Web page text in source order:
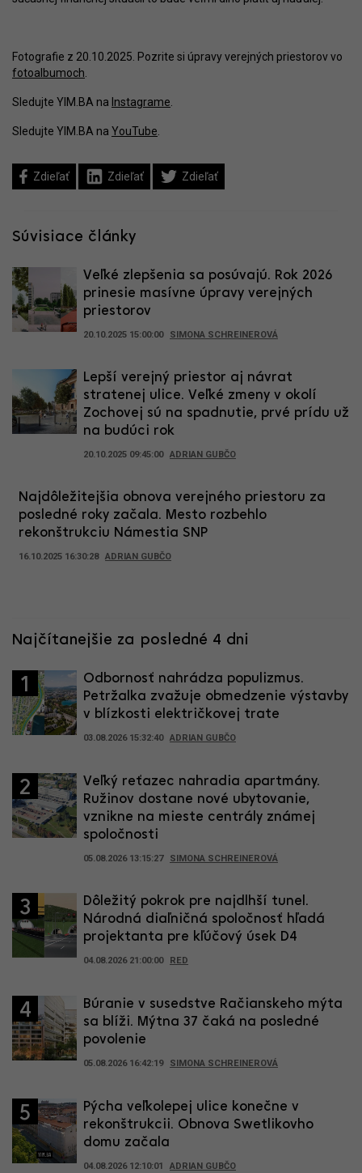
Fotografie z 20.10.2025. Pozrite si úpravy verejných priestorov vo
fotoalbumoch.
Sledujte YIM.BA na Instagrame.
Sledujte YIM.BA na YouTube.
Zdieľať Zdieľať Zdieľať
Súvisiace články
Veľké zlepšenia sa posúvajú. Rok 2026
prinesie masívne úpravy verejných
priestorov
20.10.2025 15:00:00 SIMONA SCHREINEROVÁ
Lepší verejný priestor aj návrat
stratenej ulice. Veľké zmeny v okolí
Zochovej sú na spadnutie, prvé prídu už
na budúci rok
20.10.2025 09:45:00 ADRIAN GUBČO
Najdôležitejšia obnova verejného priestoru za
posledné roky začala. Mesto rozbehlo
rekonštrukciu Námestia SNP
16.10.2025 16:30:28 ADRIAN GUBČO
Najčítanejšie za posledné 4 dni
1
Odbornosť nahrádza populizmus.
Petržalka zvažuje obmedzenie výstavby
v blízkosti električkovej trate
03.08.2026 15:32:40 ADRIAN GUBČO
2
Veľký reťazec nahradia apartmány.
Ružinov dostane nové ubytovanie,
vznikne na mieste centrály známej
spoločnosti
05.08.2026 13:15:27 SIMONA SCHREINEROVÁ
3
Dôležitý pokrok pre najdlhší tunel.
Národná diaľničná spoločnosť hľadá
projektanta pre kľúčový úsek D4
04.08.2026 21:00:00 RED
4
Búranie v susedstve Račianskeho mýta
sa blíži. Mýtna 37 čaká na posledné
povolenie
05.08.2026 16:42:19 SIMONA SCHREINEROVÁ
5
Pýcha veľkolepej ulice konečne v
rekonštrukcii. Obnova Swetlikovho
domu začala
04.08.2026 12:10:01 ADRIAN GUBČO